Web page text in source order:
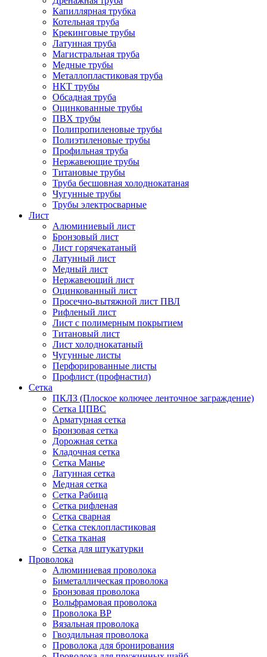
Капиллярная трубка
Котельная труба
Крекинговые трубы
Латунная труба
Магистральная труба
Медные трубы
Металлопластиковая труба
НКТ трубы
Обсадная труба
Оцинкованные трубы
ПВХ трубы
Полипропиленовые трубы
Полиэтиленовые трубы
Профильная труба
Нержавеющие трубы
Титановые трубы
Труба бесшовная холоднокатаная
Чугунные трубы
Трубы электросварные
Лист
Алюминиевый лист
Бронзовый лист
Лист горячекатаный
Латунный лист
Медный лист
Нержавеющий лист
Оцинкованный лист
Просечно-вытяжной лист ПВЛ
Рифленый лист
Лист с полимерным покрытием
Титановый лист
Лист холоднокатаный
Чугунные листы
Перфорированные листы
Профлист (профнастил)
Сетка
ПКЛЗ (Плоское колючее ленточное заграждение)
Сетка ЦПВС
Арматурная сетка
Бронзовая сетка
Дорожная сетка
Кладочная сетка
Сетка Манье
Латунная сетка
Медная сетка
Сетка Рабица
Сетка рифленая
Сетка сварная
Сетка стеклопластиковая
Сетка тканая
Сетка для штукатурки
Проволока
Алюминиевая проволока
Биметаллическая проволока
Бронзовая проволока
Вольфрамовая проволока
Проволока ВР
Вязальная проволока
Гвоздильная проволока
Проволока для бронирования